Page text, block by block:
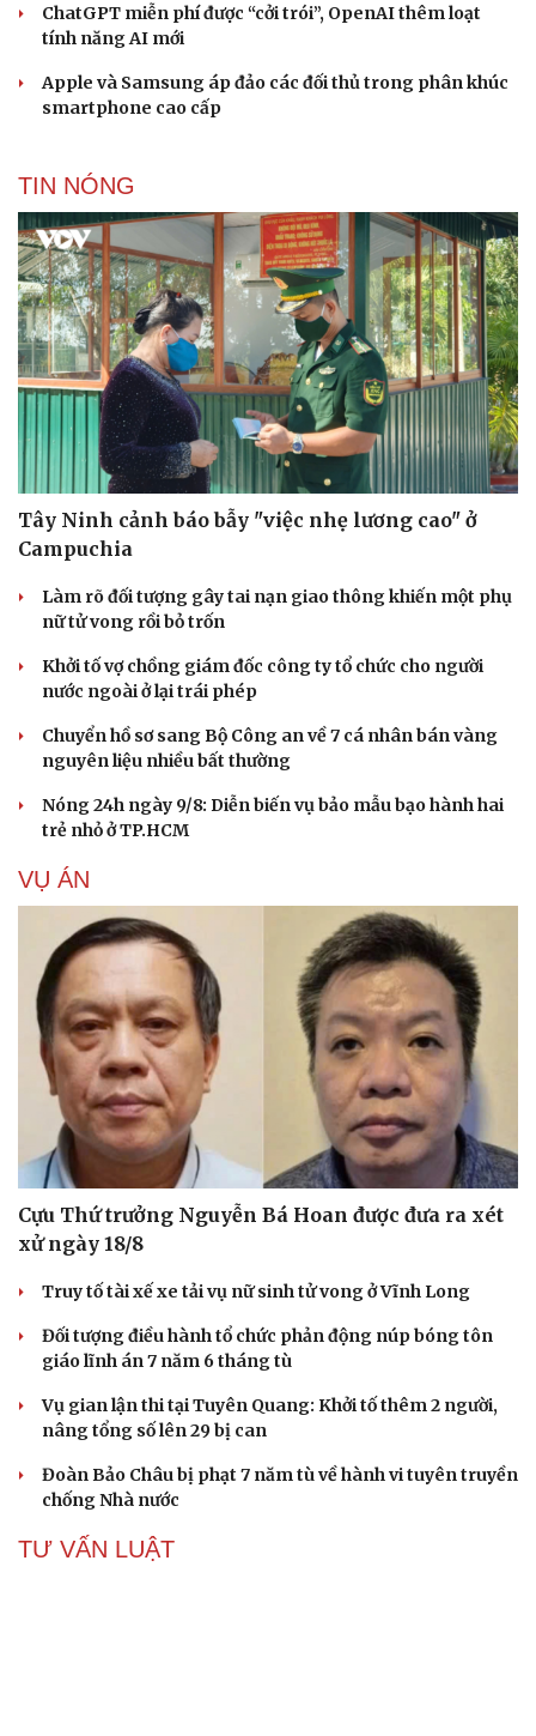
ChatGPT miễn phí được “cởi trói”, OpenAI thêm loạt
tính năng AI mới
Apple và Samsung áp đảo các đối thủ trong phân khúc
smartphone cao cấp
TIN NÓNG
Tây Ninh cảnh báo bẫy "việc nhẹ lương cao" ở
Campuchia
Làm rõ đối tượng gây tai nạn giao thông khiến một phụ
nữ tử vong rồi bỏ trốn
Khởi tố vợ chồng giám đốc công ty tổ chức cho người
nước ngoài ở lại trái phép
Chuyển hồ sơ sang Bộ Công an về 7 cá nhân bán vàng
nguyên liệu nhiều bất thường
Nóng 24h ngày 9/8: Diễn biến vụ bảo mẫu bạo hành hai
trẻ nhỏ ở TP.HCM
VỤ ÁN
Cựu Thứ trưởng Nguyễn Bá Hoan được đưa ra xét
xử ngày 18/8
Truy tố tài xế xe tải vụ nữ sinh tử vong ở Vĩnh Long
Đối tượng điều hành tổ chức phản động núp bóng tôn
giáo lĩnh án 7 năm 6 tháng tù
Vụ gian lận thi tại Tuyên Quang: Khởi tố thêm 2 người,
nâng tổng số lên 29 bị can
Đoàn Bảo Châu bị phạt 7 năm tù về hành vi tuyên truyền
chống Nhà nước
TƯ VẤN LUẬT